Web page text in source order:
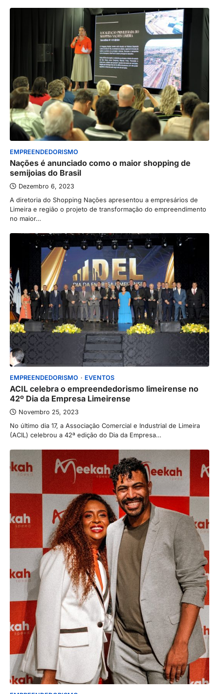
EMPREENDEDORISMO
Nações é anunciado como o maior shopping de
semijoias do Brasil
Dezembro 6, 2023
A diretoria do Shopping Nações apresentou a empresários de
Limeira e região o projeto de transformação do empreendimento
no maior…
EMPREENDEDORISMO EVENTOS
ACIL celebra o empreendedorismo limeirense no
42º Dia da Empresa Limeirense
Novembro 25, 2023
No último dia 17, a Associação Comercial e Industrial de Limeira
(ACIL) celebrou a 42ª edição do Dia da Empresa…